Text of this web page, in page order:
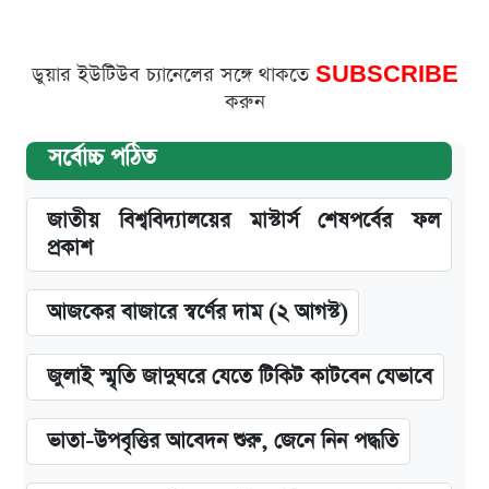
ডুয়ার ইউটিউব চ্যানেলের সঙ্গে থাকতে SUBSCRIBE
করুন
সর্বোচ্চ পঠিত
জাতীয় বিশ্ববিদ্যালয়ের মাস্টার্স শেষপর্বের ফল
প্রকাশ
আজকের বাজারে স্বর্ণের দাম (২ আগস্ট)
জুলাই স্মৃতি জাদুঘরে যেতে টিকিট কাটবেন যেভাবে
ভাতা-উপবৃত্তির আবেদন শুরু, জেনে নিন পদ্ধতি